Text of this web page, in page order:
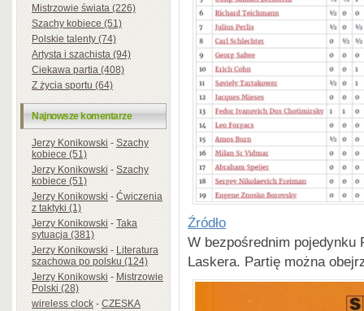
Mistrzowie świata (226)
Szachy kobiece (51)
Polskie talenty (74)
Artysta i szachista (94)
Ciekawa partia (408)
Z życia sportu (64)
Najnowsze komentarze
Jerzy Konikowski-Szachy
kobiece (51)
Jerzy Konikowski-Szachy
kobiece (51)
Jerzy Konikowski-Ćwiczenia
z taktyki (1)
Jerzy Konikowski-Taka
sytuacja (381)
Jerzy Konikowski-Literatura
szachowa po polsku (124)
Jerzy Konikowski-Mistrzowie
Polski (28)
wireless clock-CZESKA
Źródło
W bezpośrednim pojedynku
Laskera. Partię można